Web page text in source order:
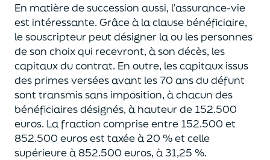
En matière de succession aussi, l’assurance-vie
est intéressante. Grâce à la clause bénéficiaire,
le souscripteur peut désigner la ou les personnes
de son choix qui recevront, à son décès, les
capitaux du contrat. En outre, les capitaux issus
des primes versées avant les 70 ans du défunt
sont transmis sans imposition, à chacun des
bénéficiaires désignés, à hauteur de 152.500
euros. La fraction comprise entre 152.500 et
852.500 eurosest taxée à 20 % et celle
supérieure à 852.500 euros, à 31,25 %.